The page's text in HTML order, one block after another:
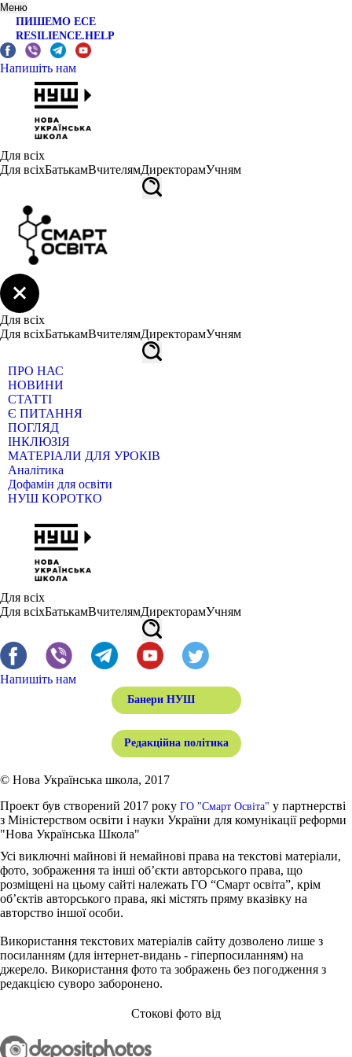
Меню
ПИШЕМО ЕСЕ
RESILIENCE.HELP
Напишіть нам
Для всіх
Для всіхБатькамВчителямДиректорамУчням
Для всіх
Для всіхБатькамВчителямДиректорамУчням
ПРО НАС
НОВИНИ
СТАТТІ
Є ПИТАННЯ
ПОГЛЯД
ІНКЛЮЗІЯ
МАТЕРІАЛИ ДЛЯ УРОКІВ
Аналітика
Дофамін для освіти
НУШ КОРОТКО
Для всіх
Для всіхБатькамВчителямДиректорамУчням
Напишіть нам
Банери НУШ
Редакційна політика
© Нова Українська школа, 2017
Проект був створений 2017 року ГО "Смарт Освіта" у партнерстві
з Міністерством освіти і науки України для комунікації реформи
"Нова Українська Школа"
Усі виключні майнові й немайнові права на текстові матеріали,
фото, зображення та інші об’єкти авторського права, що
розміщені на цьому сайті належать ГО “Смарт освіта”, крім
об’єктів авторського права, які містять пряму вказівку на
авторство іншої особи.
Використання текстових матеріалів сайту дозволено лише з
посиланням (для інтернет-видань - гіперпосиланням) на
джерело. Використання фото та зображень без погодження з
редакцією суворо заборонено.
Стокові фото від